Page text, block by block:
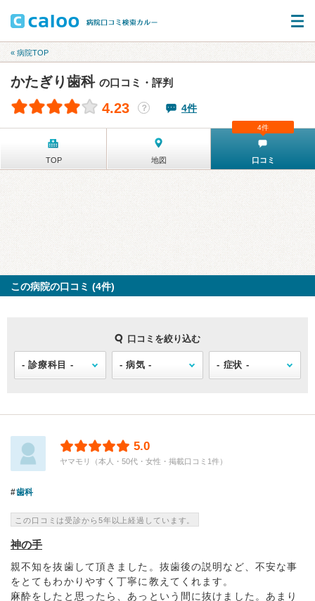
« 病院TOP
かたぎり歯科 の口コミ・評判
4.23 ？ 4件
TOP 地図 口コミ
4件
この病院の口コミ (4件)
口コミを絞り込む
5.0
ヤマモリ（本人・50代・女性・掲載口コミ1件）
歯科
この口コミは受診から5年以上経過しています。
神の手
親不知を抜歯して頂きました。抜歯後の説明など、不安な事
をとてもわかりやすく丁寧に教えてくれます。
麻酔をしたと思ったら、あっという間に抜けました。あまり